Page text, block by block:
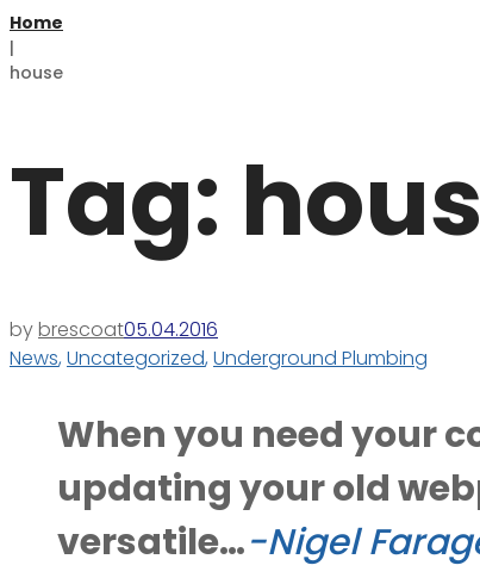
Home
|
house
Tag:
bybrescoat05.04.2016
News, Uncategorized, Underground Plumbing
When you need your
updating your old
versatile…-Nigel